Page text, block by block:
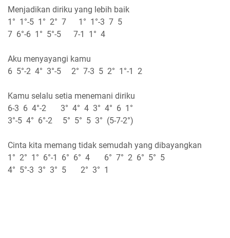
Menjadikan diriku yang lebih baik
1° 1°-5 1° 2° 7 1° 1°-3 7 5
7 6°-6 1° 5°-5 7-1 1° 4
Aku menyayangi kamu
6 5°-2 4° 3°-5 2° 7-3 5 2° 1°-1 2
Kamu selalu setia menemani diriku
6-3 6 4°-2 3° 4° 4 3° 4° 6 1°
3°-5 4° 6°-2 5° 5° 5 3° (5-7-2°)
Cinta kita memang tidak semudah yang dibayangkan
1° 2° 1° 6°-1 6° 6° 4 6° 7° 2 6° 5° 5
4° 5°-3 3° 3° 5 2° 3° 1